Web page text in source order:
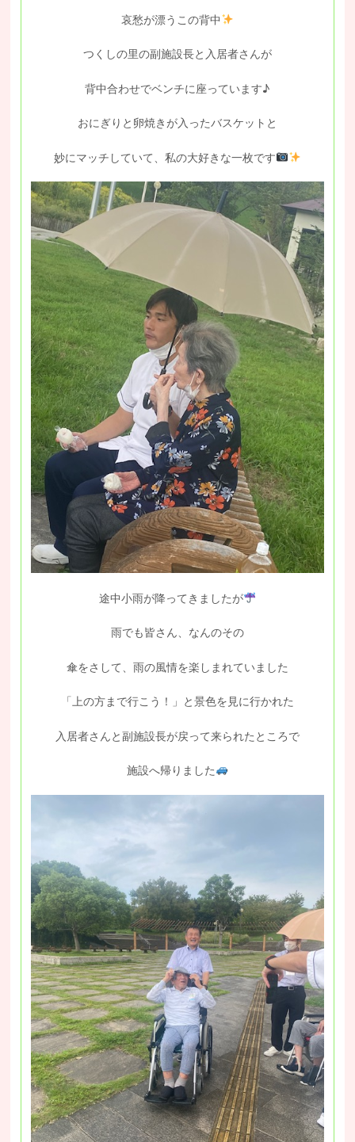
哀愁が漂うこの背中
つくしの里の副施設長と入居者さんが
背中合わせでベンチに座っています♪
おにぎりと卵焼きが入ったバスケットと
妙にマッチしていて、私の大好きな一枚です
途中小雨が降ってきましたが
雨でも皆さん、なんのその
傘をさして、雨の風情を楽しまれていました
「上の方まで行こう！」と景色を見に行かれた
入居者さんと副施設長が戻って来られたところで
施設へ帰りました